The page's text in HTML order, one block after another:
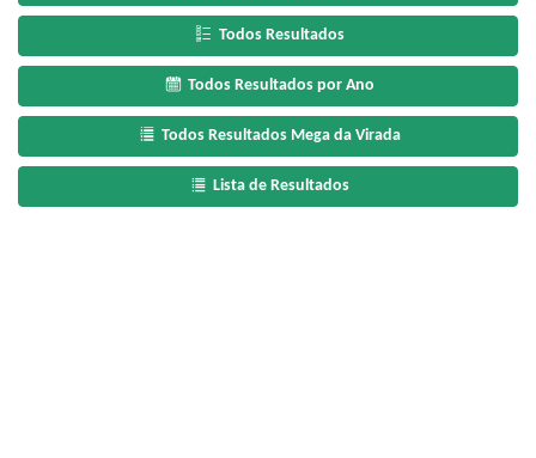
Todos Resultados
Todos Resultados por Ano
Todos Resultados Mega da Virada
Lista de Resultados